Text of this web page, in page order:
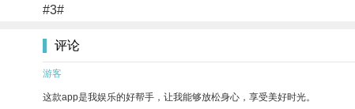
#3#
评论
游客
这款app是我娱乐的好帮手，让我能够放松身心，享受美好时光。